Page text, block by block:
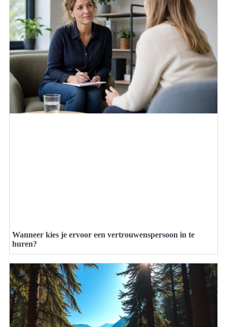
Wanneer kies je ervoor een vertrouwenspersoon in te
huren?